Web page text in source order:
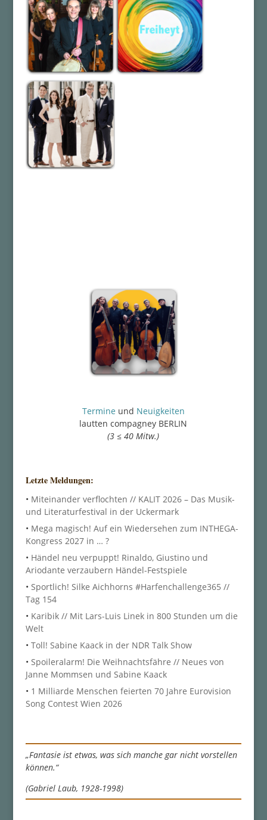
Termine und Neuigkeiten
lautten compagney BERLIN
(3 ≤ 40 Mitw.)
Letzte Meldungen:
• Miteinander verflochten // KALIT 2026 – Das Musik-
und Literaturfestival in der Uckermark
• Mega magisch! Auf ein Wiedersehen zum INTHEGA-
Kongress 2027 in … ?
• Händel neu verpuppt! Rinaldo, Giustino und
Ariodante verzaubern Händel-Festspiele
• Sportlich! Silke Aichhorns #Harfenchallenge365 //
Tag 154
• Karibik // Mit Lars-Luis Linek in 800 Stunden um die
Welt
• Toll! Sabine Kaack in der NDR Talk Show
• Spoileralarm! Die Weihnachtsfähre // Neues von
Janne Mommsen und Sabine Kaack
• 1 Milliarde Menschen feierten 70 Jahre Eurovision
Song Contest Wien 2026
„Fantasie ist etwas, was sich manche gar nicht vorstellen
können.“
(Gabriel Laub, 1928-1998)